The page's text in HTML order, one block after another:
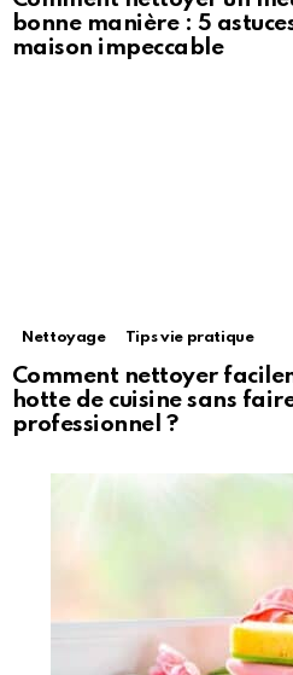
bonne manière : 5
maison impeccable
Nettoyage Tips vie pratique
Comment nettoyer
hotte de cuisine sans
professionnel ?